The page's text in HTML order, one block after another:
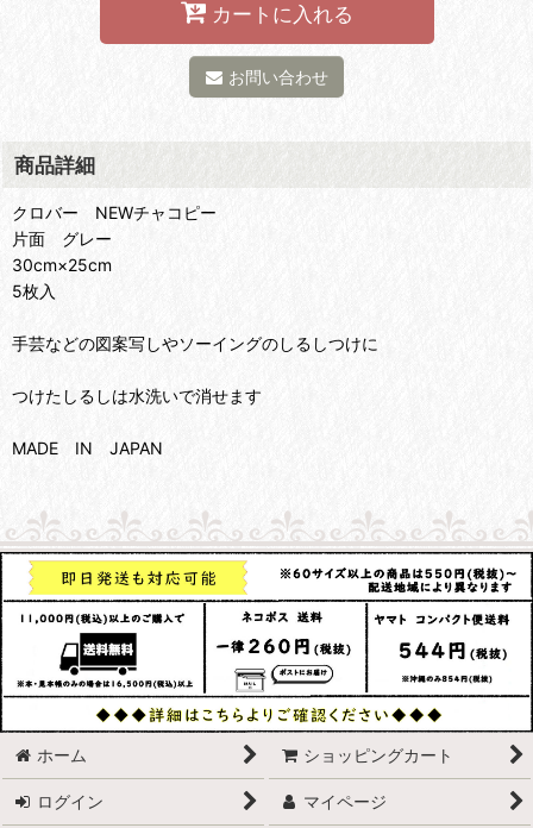
カートに入れる
お問い合わせ
商品詳細
クロバー NEWチャコピー
片面 グレー
30cm×25cm
5枚入
手芸などの図案写しやソーイングのしるしつけに
つけたしるしは水洗いで消せます
MADE IN JAPAN
ホーム ショッピングカート
ログイン マイページ